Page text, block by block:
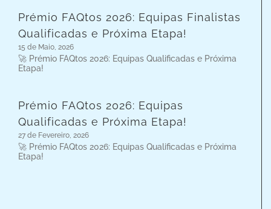
Prémio FAQtos 2026: Equipas Finalistas
Qualificadas e Próxima Etapa!
15 de Maio, 2026
🚀 Prémio FAQtos 2026: Equipas Qualificadas e Próxima
Etapa!
Prémio FAQtos 2026: Equipas
Qualificadas e Próxima Etapa!
27 de Fevereiro, 2026
🚀 Prémio FAQtos 2026: Equipas Qualificadas e Próxima
Etapa!